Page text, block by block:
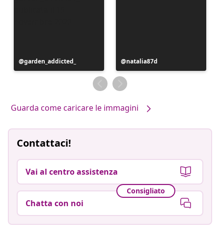
Post
pubblicato
garden_addicted_
Post
pubblicato
da
natalia87d
Guarda come caricare le immagini
Contattaci!
Vai al centro assistenza
Consigliato
Chatta con noi